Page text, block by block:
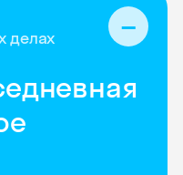
делах